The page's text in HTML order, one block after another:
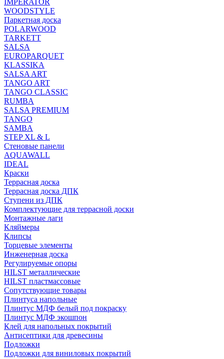
IMPERATOR
WOODSTYLE
Паркетная доска
POLARWOOD
TARKETT
SALSA
EUROPARQUET
KLASSIKA
SALSA ART
TANGO ART
TANGO CLASSIC
RUMBA
SALSA PREMIUM
TANGO
SAMBA
STEP XL & L
Стеновые панели
AQUAWALL
IDEAL
Краски
Террасная доска
Террасная доска ДПК
Ступени из ДПК
Комплектующие для террасной доски
Монтажные лаги
Кляймеры
Клипсы
Торцевые элементы
Инженерная доска
Регулируемые опоры
HILST металлические
HILST пластмассовые
Сопутствующие товары
Плинтуса напольные
Плинтус МДФ белый под покраску
Плинтус МДФ экошпон
Клей для напольных покрытий
Антисептики для древесины
Подложки
Подложки для виниловых покрытий